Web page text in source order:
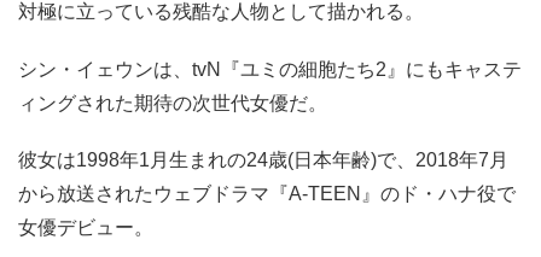
対極に立っている残酷な人物として描かれる。
シン・イェウンは、tvN『ユミの細胞たち2』にもキャステ
ィングされた期待の次世代女優だ。
彼女は1998年1月生まれの24歳(日本年齢)で、2018年7月
から放送されたウェブドラマ『A-TEEN』のド・ハナ役で
女優デビュー。